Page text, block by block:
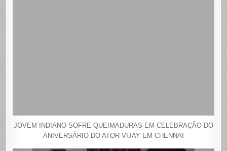
JOVEM INDIANO SOFRE QUEIMADURAS EM CELEBRAÇÃO DO
ANIVERSÁRIO DO ATOR VIJAY EM CHENNAI